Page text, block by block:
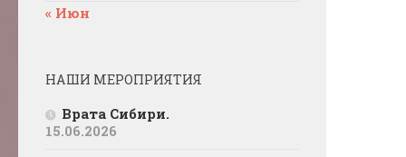
« Июн
НАШИ МЕРОПРИЯТИЯ
Врата Сибири.
15.06.2026